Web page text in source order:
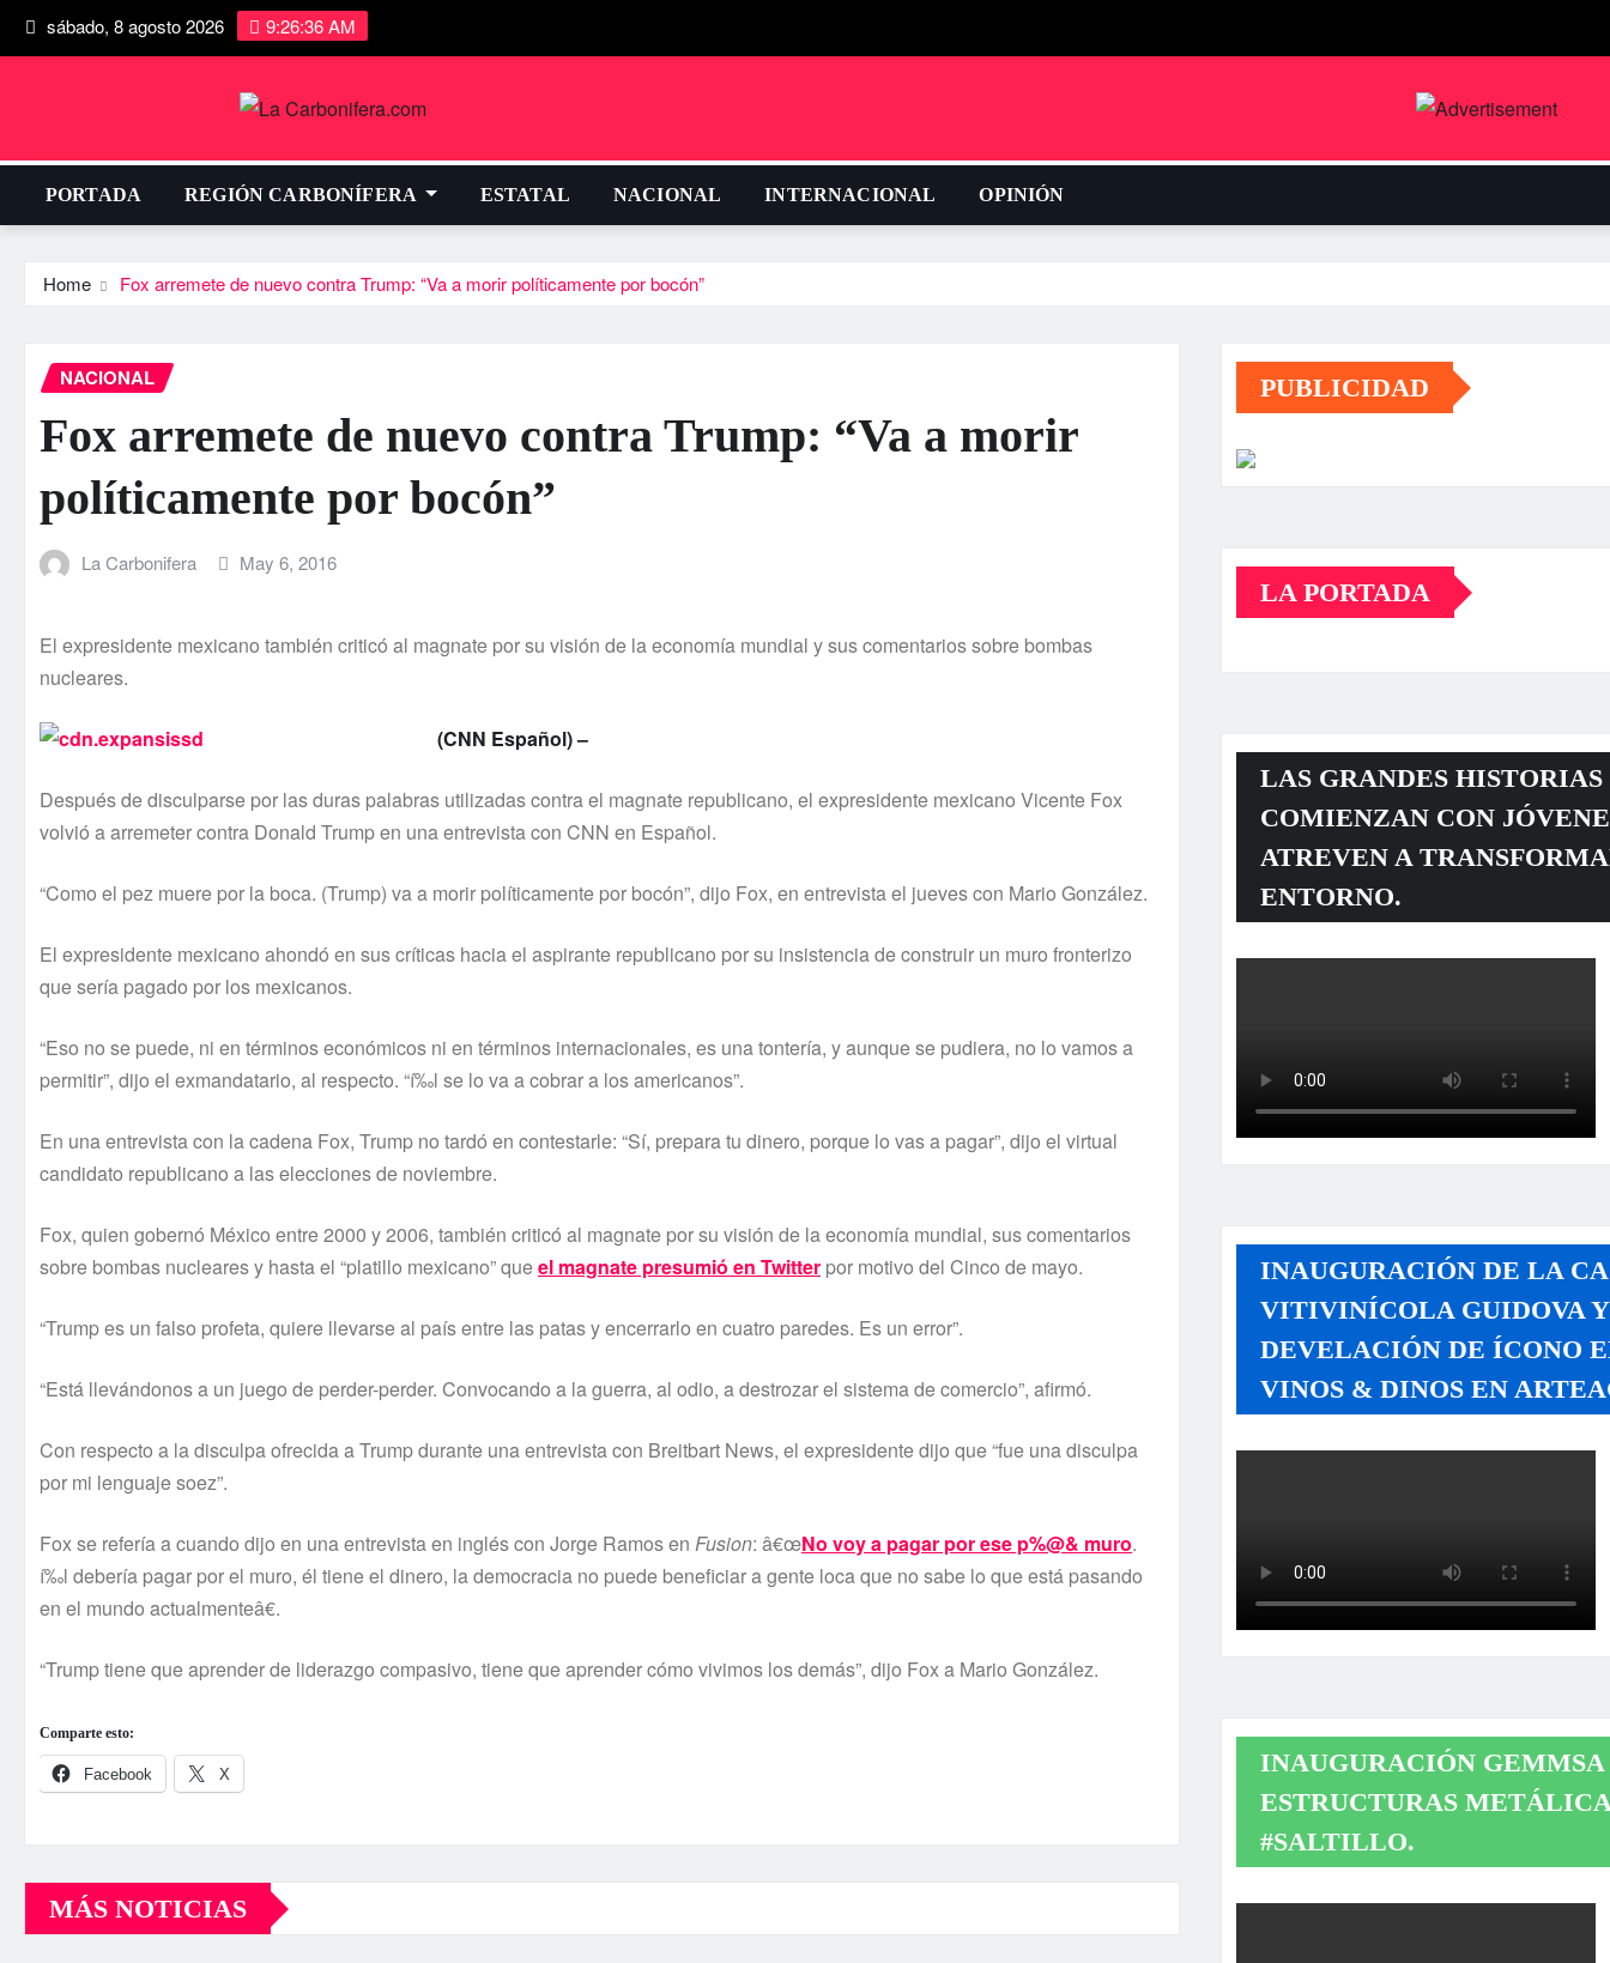
sábado, 8 agosto 2026 9:26:36 AM
PORTADA REGIÓN CARBONÍFERA ESTATAL NACIONAL INTERNACIONAL OPINIÓN
Home Fox arremete de nuevo contra Trump: “Va a morir polí­ticamente por bocón”
NACIONAL
Fox arremete de nuevo contra Trump: “Va a morir
polí­ticamente por bocón”
La Carbonifera May 6, 2016
El expresidente mexicano también criticó al magnate por su visión de la economí­a mundial y sus comentarios sobre bombas
nucleares.
(CNN Español) –
Después de disculparse por las duras palabras utilizadas contra el magnate republicano, el expresidente mexicano Vicente Fox
volvió a arremeter contra Donald Trump en una entrevista con CNN en Español.
“Como el pez muere por la boca. (Trump) va a morir polí­ticamente por bocón”, dijo Fox, en entrevista el jueves con Mario González.
El expresidente mexicano ahondó en sus crí­ticas hacia el aspirante republicano por su insistencia de construir un muro fronterizo
que serí­a pagado por los mexicanos.
“Eso no se puede, ni en términos económicos ni en términos internacionales, es una tonterí­a, y aunque se pudiera, no lo vamos a
permitir”, dijo el exmandatario, al respecto. “í‰l se lo va a cobrar a los americanos”.
En una entrevista con la cadena Fox, Trump no tardó en contestarle: “Sí­, prepara tu dinero, porque lo vas a pagar”, dijo el virtual
candidato republicano a las elecciones de noviembre.
Fox, quien gobernó México entre 2000 y 2006, también criticó al magnate por su visión de la economí­a mundial, sus comentarios
sobre bombas nucleares y hasta el “platillo mexicano” queel magnate presumió en Twitter por motivo del Cinco de mayo.
“Trump es un falso profeta, quiere llevarse al paí­s entre las patas y encerrarlo en cuatro paredes. Es un error”.
“Está llevándonos a un juego de perder-perder. Convocando a la guerra, al odio, a destrozar el sistema de comercio”, afirmó.
Con respecto a la disculpa ofrecida a Trump durante una entrevista con Breitbart News, el expresidente dijo que “fue una disculpa
por mi lenguaje soez”.
Fox se referí­a a cuando dijo en una entrevista en inglés con Jorge Ramos en Fusion: â€œNo voy a pagar por ese p%@& muro.
í‰l deberí­a pagar por el muro, él tiene el dinero, la democracia no puede beneficiar a gente loca que no sabe lo que está pasando
en el mundo actualmenteâ€.
“Trump tiene que aprender de liderazgo compasivo, tiene que aprender cómo vivimos los demás”, dijo Fox a Mario González.
Comparte esto:
Facebook X
MÁS NOTICIAS
PUBLICIDAD
LA PORTADA
LAS GRANDES HISTORIAS
COMIENZAN CON
ATREVEN A
ENTORNO.
INAUGURACIÓN DE LA
VITIVINÍCOLA GUIDOVA Y
DEVELACIÓN DE ÍCONO
VINOS & DINOS EN
INAUGURACIÓN GEMMSA
ESTRUCTURAS
#SALTILLO.